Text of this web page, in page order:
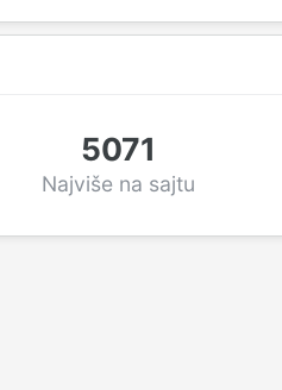
5071
Najviše na sajtu